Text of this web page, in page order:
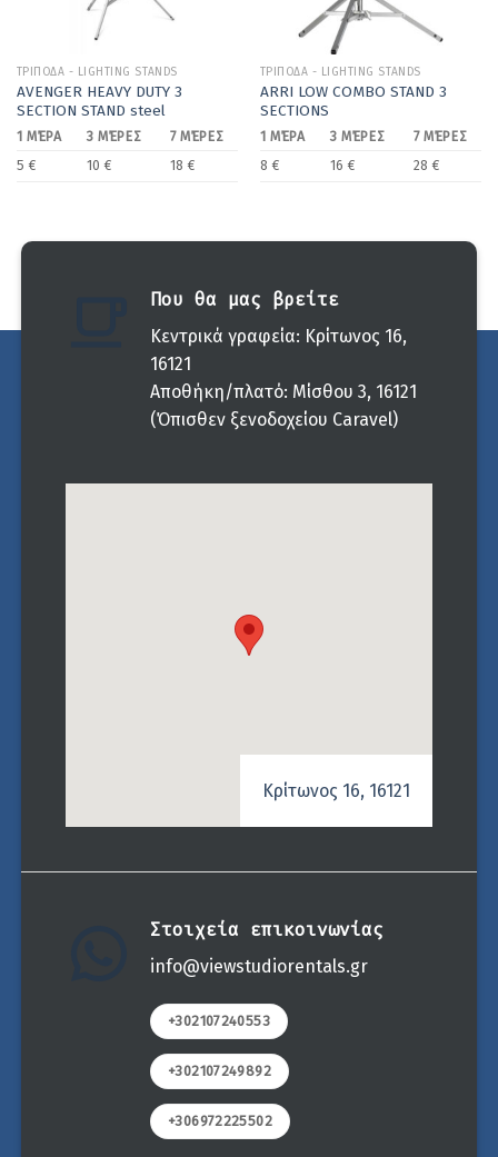
ΤΡΙΠΟΔΑ - LIGHTING STANDS
AVENGER HEAVY DUTY 3
SECTION STAND steel
1 ΜΈΡΑ 3 ΜΈΡΕΣ
7 ΜΈΡΕΣ
5 €
10 € 18 €
ΤΡΙΠΟΔΑ - LIGHTING STANDS
ARRI LOW COMBO STAND 3
SECTIONS
1 ΜΈΡΑ 3 ΜΈΡΕΣ
7 ΜΈΡΕΣ
8 €
16 € 28 €
Που θα μας βρείτε
Κεντρικά γραφεία: Κρίτωνος 16,
16121
Αποθήκη/πλατό: Μίσθου 3, 16121
(Όπισθεν ξενοδοχείου Caravel)
Κρίτωνος 16, 16121
Στοιχεία επικοινωνίας
info@viewstudiorentals.gr
+302107240553
+302107249892
+306972225502